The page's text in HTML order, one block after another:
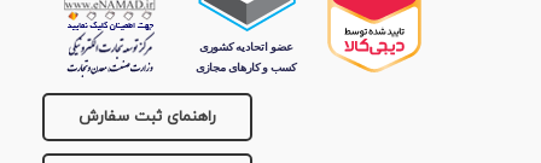
راهنمای ثبت سفارش